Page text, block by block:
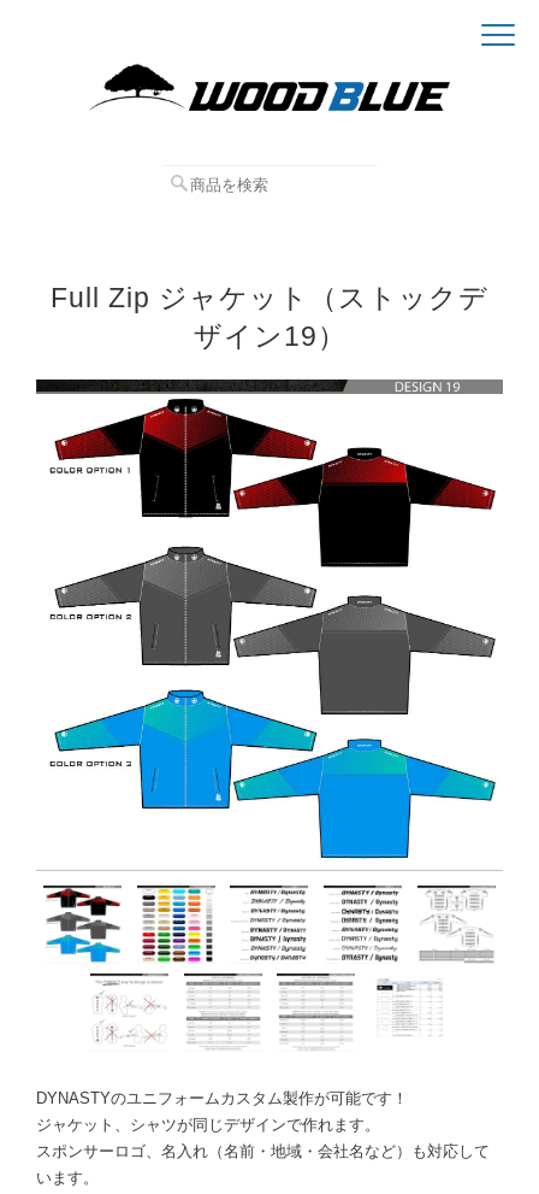
Full Zip ジャケット（ストックデ
ザイン19）
DYNASTYのユニフォームカスタム製作が可能です！
ジャケット、シャツが同じデザインで作れます。
スポンサーロゴ、名入れ（名前・地域・会社名など）も対応して
います。